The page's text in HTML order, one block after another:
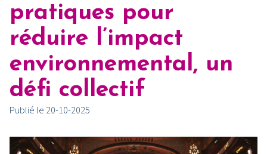
pratiques pour
réduire l’impact
environnemental, un
défi collectif
Publié le 20-10-2025